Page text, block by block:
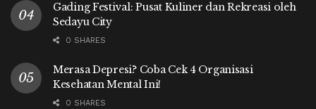
Gading Festival: Pusat Kuliner dan Rekreasi oleh
Sedayu City
0 SHARES
Merasa Depresi? Coba Cek 4 Organisasi
Kesehatan Mental Ini!
0 SHARES